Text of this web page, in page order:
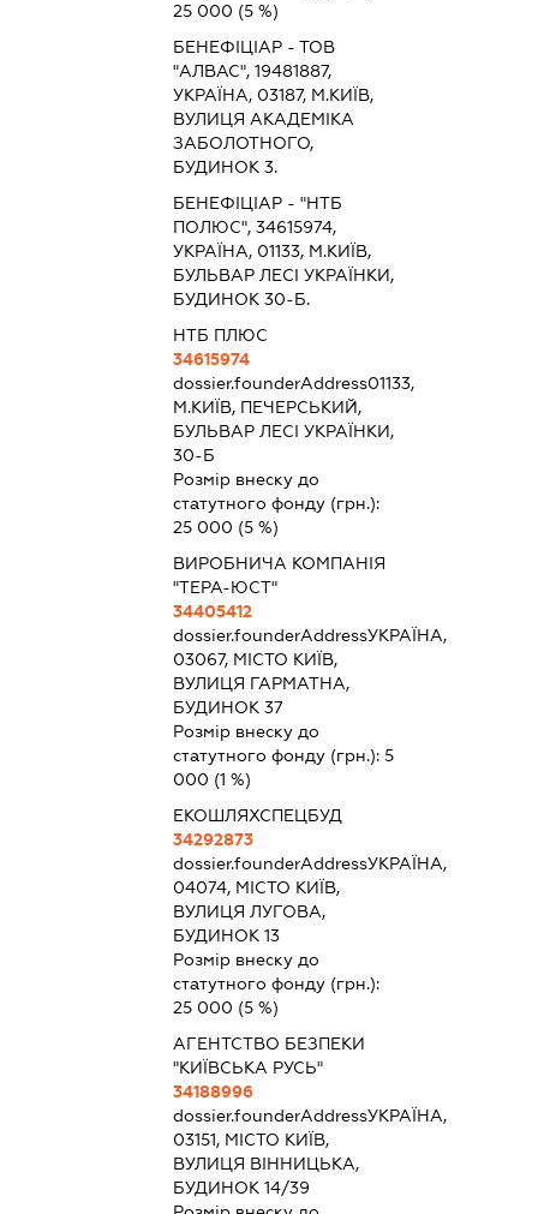
25 000 (5 %)
БЕНЕФІЦІАР - ТОВ
"АЛВАС", 19481887,
УКРАЇНА, 03187, М.КИЇВ,
ВУЛИЦЯ АКАДЕМІКА
ЗАБОЛОТНОГО,
БУДИНОК 3.
БЕНЕФІЦІАР - "НТБ
ПОЛЮС", 34615974,
УКРАЇНА, 01133, М.КИЇВ,
БУЛЬВАР ЛЕСІ УКРАЇНКИ,
БУДИНОК 30-Б.
НТБ ПЛЮС
34615974
dossier.founderAddress01133,
М.КИЇВ, ПЕЧЕРСЬКИЙ,
БУЛЬВАР ЛЕСІ УКРАЇНКИ,
30-Б
Розмір внеску до
статутного фонду (грн.):
25 000 (5 %)
ВИРОБНИЧА КОМПАНІЯ
"ТЕРА-ЮСТ"
34405412
dossier.founderAddressУКРАЇНА,
03067, МІСТО КИЇВ,
ВУЛИЦЯ ГАРМАТНА,
БУДИНОК 37
Розмір внеску до
статутного фонду (грн.): 5
000 (1 %)
ЕКОШЛЯХСПЕЦБУД
34292873
dossier.founderAddressУКРАЇНА,
04074, МІСТО КИЇВ,
ВУЛИЦЯ ЛУГОВА,
БУДИНОК 13
Розмір внеску до
статутного фонду (грн.):
25 000 (5 %)
АГЕНТСТВО БЕЗПЕКИ
"КИЇВСЬКА РУСЬ"
34188996
dossier.founderAddressУКРАЇНА,
03151, МІСТО КИЇВ,
ВУЛИЦЯ ВІННИЦЬКА,
БУДИНОК 14/39